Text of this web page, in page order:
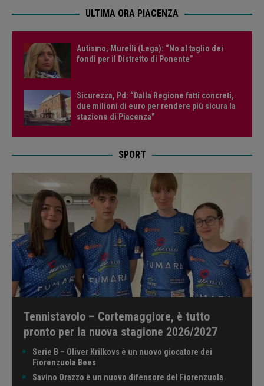
ULTIMA ORA PIACENZA
Autismo, Murelli (Lega): “No al taglio dei
fondi per il Distretto di Ponente”
Sicurezza, Pd: “Dalla Regione fatti concreti,
due milioni di euro per rendere più sicura la
stazione di Piacenza”
SPORT
Tennistavolo – Cortemaggiore, è tutto
pronto per la nuova stagione 2026/2027
Serie B – Oliver Krilkovs è un nuovo giocatore dei
Fiorenzuola Bees
Savino Orazzo è un nuovo difensore del Fiorenzuola